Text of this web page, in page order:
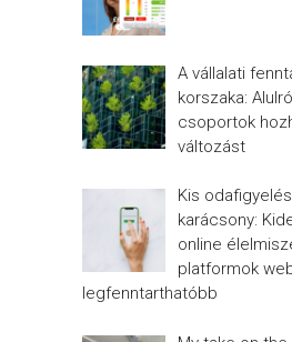
A vállalati
korszaka:
csoportok
változást
Kis
karácsony:
online
platformok
legfenntarthatóbb